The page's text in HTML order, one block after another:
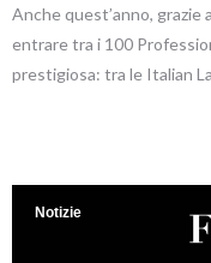
Anche quest’anno, grazie
entrare tra i 100
prestigiosa: tra le Italian
Notizie